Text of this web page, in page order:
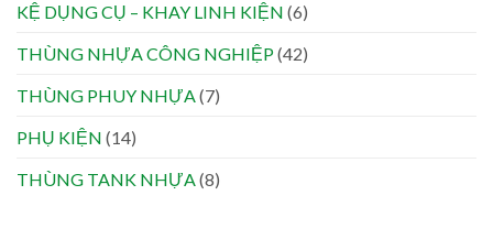
KỆ DỤNG CỤ – KHAY LINH KIỆN (6)
THÙNG NHỰA CÔNG NGHIỆP(42)
THÙNG PHUY NHỰA(7)
PHỤ KIỆN (14)
THÙNG TANK NHỰA(8)